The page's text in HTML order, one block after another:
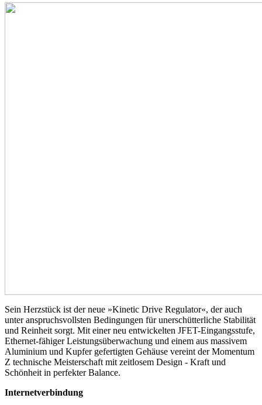
Sein Herzstück ist der neue »Kinetic Drive Regulator«, der auch
unter anspruchsvollsten Bedingungen für unerschütterliche Stabilität
und Reinheit sorgt. Mit einer neu entwickelten JFET-Eingangsstufe,
Ethernet-fähiger Leistungsüberwachung und einem aus massivem
Aluminium und Kupfer gefertigten Gehäuse vereint der Momentum
Z technische Meisterschaft mit zeitlosem Design - Kraft und
Schönheit in perfekter Balance.
Internetverbindung